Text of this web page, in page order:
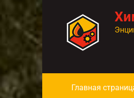
контенту
Главная